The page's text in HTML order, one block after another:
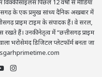
साइलस पिछले 12 वर्षों से मीडिया
के एक प्रमुख सांध्य दैनिक अखबार में
प्राइम टाइम के संपादक हैं। वे सरल,
रखते हैं। उनकी नेतृत्व में “छत्तीसगढ़ प्राइम
भरोसेमंद डिजिटल प्लेटफॉर्म बनता जा
YouTube